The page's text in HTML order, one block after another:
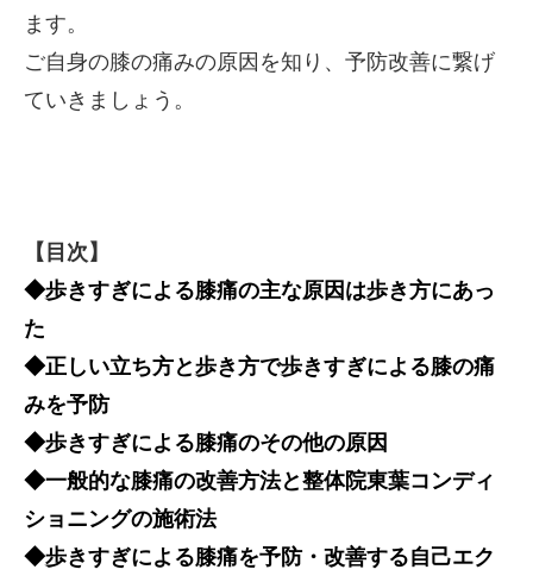
ます。
ご自身の膝の痛みの原因を知り、予防改善に繋げ
ていきましょう。
【目次】
◆歩きすぎによる膝痛の主な原因は歩き方にあっ
た
◆正しい立ち方と歩き方で歩きすぎによる膝の痛
みを予防
◆歩きすぎによる膝痛のその他の原因
◆一般的な膝痛の改善方法と整体院東葉コンディ
ショニングの施術法
◆歩きすぎによる膝痛を予防・改善する自己エク